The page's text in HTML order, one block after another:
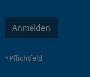
Anmelden
*Pflichtfeld